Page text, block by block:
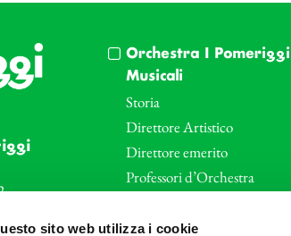
sito web utilizza i cookie
Orchestra I Pomeriggi
Musicali
Storia
Direttore Artistico
Direttore emerito
Professori d’Orchestra